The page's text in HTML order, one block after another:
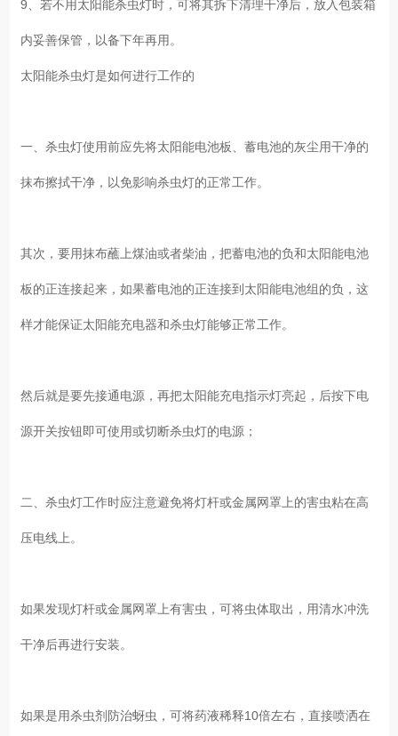
9、若不用太阳能杀虫灯时，可将其拆下清理干净后，放入包装箱
内妥善保管，以备下年再用。
太阳能杀虫灯是如何进行工作的
一、杀虫灯使用前应先将太阳能电池板、蓄电池的灰尘用干净的
抹布擦拭干净，以免影响杀虫灯的正常工作。
其次，要用抹布蘸上煤油或者柴油，把蓄电池的负和太阳能电池
板的正连接起来，如果蓄电池的正连接到太阳能电池组的负，这
样才能保证太阳能充电器和杀虫灯能够正常工作。
然后就是要先接通电源，再把太阳能充电指示灯亮起，后按下电
源开关按钮即可使用或切断杀虫灯的电源；
二、杀虫灯工作时应注意避免将灯杆或金属网罩上的害虫粘在高
压电线上。
如果发现灯杆或金属网罩上有害虫，可将虫体取出，用清水冲洗
干净后再进行安装。
如果是用杀虫剂防治蚜虫，可将药液稀释10倍左右，直接喷洒在